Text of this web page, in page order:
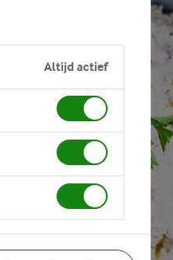
Altijd actief